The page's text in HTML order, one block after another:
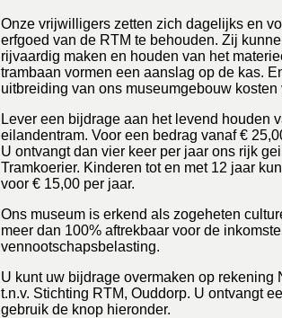
Onze vrijwilligers zetten zich dagelijks en
erfgoed van de RTM te behouden. Zij
rijvaardig maken en houden van het
trambaan vormen een aanslag op de kas.
uitbreiding van ons museumgebouw kosten
Lever een bijdrage aan het levend houden
eilandentram. Voor een bedrag vanaf €
U ontvangt dan vier keer per jaar ons rijk
Tramkoerier. Kinderen tot en met 12 jaar
voor € 15,00 per jaar.
Ons museum is erkend als zogeheten
meer dan 100% aftrekbaar voor de
vennootschapsbelasting.
U kunt uw bijdrage overmaken op rekening
t.n.v. Stichting RTM, Ouddorp. U ontvangt
gebruik de knop hieronder.